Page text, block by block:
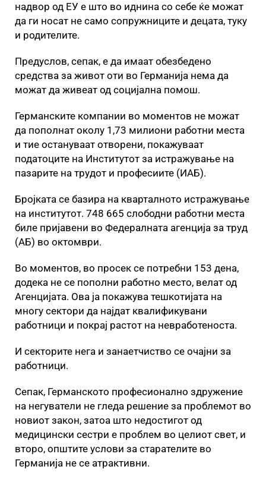
надвор од ЕУ е што во иднина со себе ќе можат
да ги носат не само сопружниците и децата, туку
и родителите.
Предуслов, сепак, е да имаат обезбедено
средства за живот оти во Германија нема да
можат да живеат од социјална помош.
Германските компании во моментов не можат
да пополнат околу 1,73 милиони работни места
и тие остануваат отворени, покажуваат
податоците на Институтот за истражување на
пазарите на трудот и професиите (ИАБ).
Бројката се базира на кварталното истражување
на институтот. 748 665 слободни работни места
биле пријавени во Федералната агенција за труд
(АБ) во октомври.
Во моментов, во просек се потребни 153 дена,
додека не се пополни работно место, велат од
Агенцијата. Ова ја покажува тешкотијата на
многу сектори да најдат квалификувани
работници и покрај растот на невработеноста.
И секторите негa и занаетчиство се очајни за
работници.
Сепак, Германското професионално здружение
на негуватели не гледа решение за проблемот во
новиот закон, затоа што недостигот од
медицински сестри е проблем во целиот свет, и
второ, општите услови за старателите во
Германија не се атрактивни.